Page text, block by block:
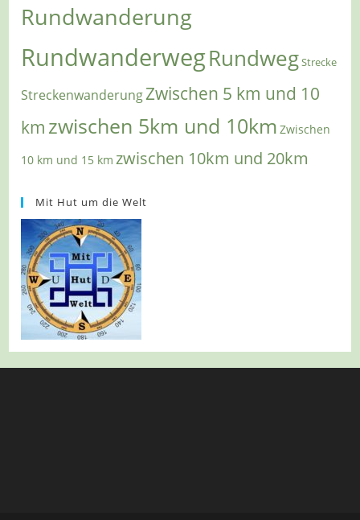
Rundwanderung
RundwanderwegRundwegStrecke
StreckenwanderungZwischen 5 km und 10
km zwischen 5km und 10km Zwischen
10 km und 15 km zwischen 10km und 20km
Mit Hut um die Welt